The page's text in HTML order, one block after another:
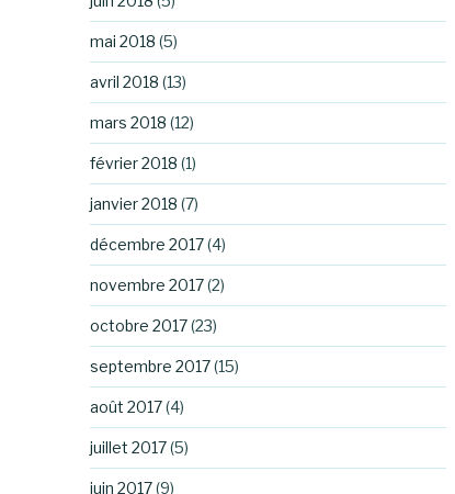
mai 2018 (5)
avril 2018 (13)
mars 2018 (12)
février 2018 (1)
janvier 2018 (7)
décembre 2017(4)
novembre 2017(2)
octobre 2017(23)
septembre 2017(15)
août 2017(4)
juillet 2017(5)
juin 2017(9)